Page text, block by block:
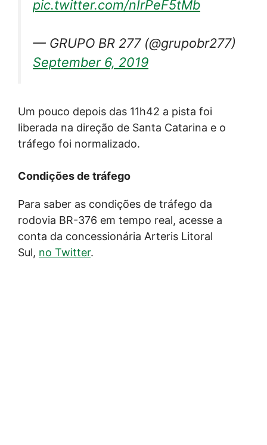
pic.twitter.com/nIrPeF5tMb
— GRUPO BR 277 (@grupobr277)
September 6, 2019
Um pouco depois das 11h42 a pista foi
liberada na direção de Santa Catarina e o
tráfego foi normalizado.
Condições de tráfego
Para saber as condições de tráfego da
rodovia BR-376 em tempo real, acesse a
conta da concessionária Arteris Litoral
Sul, no Twitter.